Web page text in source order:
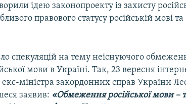
ідею законопроекту із захисту
правового статусу російській мові
спекуляцій на тему неіснуючого
мови в Україні. Так, 23 вересня
екс-міністра закордонних справ України
заявив: «Обмеження російської мови –